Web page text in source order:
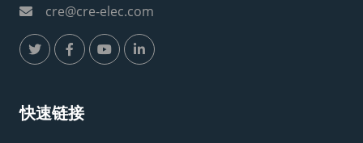
cre@cre-elec.com
快速链接